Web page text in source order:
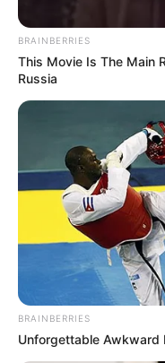
Foto//ilustrada
Por:Evelin Adriana
Abril 23, 2022
BRAINBERRIES
This Movie Is The Main
Russia
BRAINBERRIES
Unforgettable Awkward